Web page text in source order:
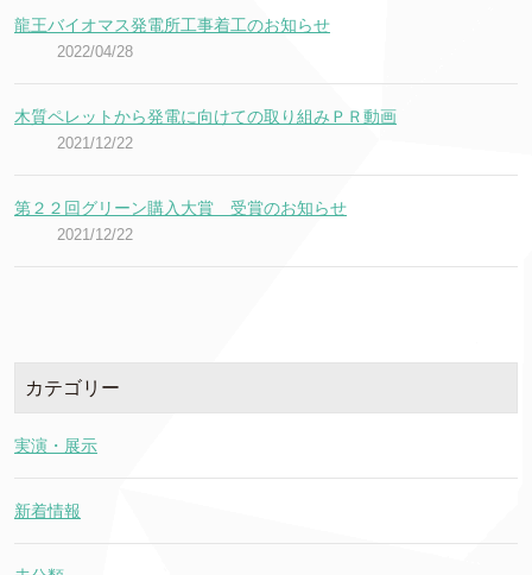
龍王バイオマス発電所工事着工のお知らせ
2022/04/28
木質ペレットから発電に向けての取り組みＰＲ動画
2021/12/22
第２２回グリーン購入大賞 受賞のお知らせ
2021/12/22
カテゴリー
実演・展示
新着情報